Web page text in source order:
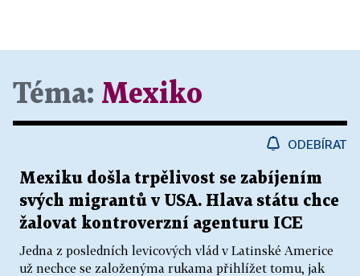
Téma: Mexiko
ODEBÍRAT
Mexiku došla trpělivost se zabíjením
svých migrantů v USA. Hlava státu chce
žalovat kontroverzní agenturu ICE
Jedna z posledních levicových vlád v Latinské Americe
už nechce se založenýma rukama přihlížet tomu, jak